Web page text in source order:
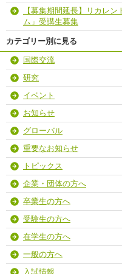
【募集期間延長】リカレ
ム」受講生募集
カテゴリー別に見る
国際交流
研究
イベント
お知らせ
グローバル
重要なお知らせ
トピックス
企業・団体の方へ
卒業生の方へ
受験生の方へ
在学生の方へ
一般の方へ
入試情報